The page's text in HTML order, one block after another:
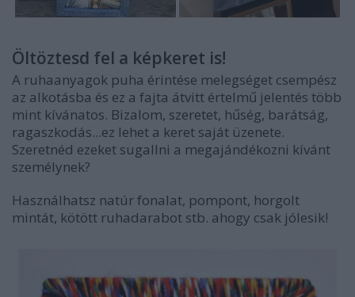
Öltöztesd fel a képkeret is!
A ruhaanyagok puha érintése melegséget csempész
az alkotásba és ez a fajta átvitt értelmű jelentés több
mint kívánatos. Bizalom, szeretet, hűség, barátság,
ragaszkodás...ez lehet a keret saját üzenete.
Szeretnéd ezeket sugallni a megajándékozni kívánt
személynek?
Használhatsz natúr fonalat, pompont, horgolt
mintát, kötött ruhadarabot stb. ahogy csak jólesik!